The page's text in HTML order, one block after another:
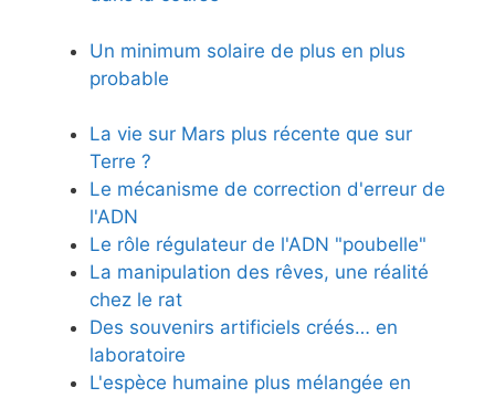
Un minimum solaire de plus en plus
probable
La vie sur Mars plus récente que sur
Terre ?
Le mécanisme de correction d'erreur de
l'ADN
Le rôle régulateur de l'ADN "poubelle"
La manipulation des rêves, une réalité
chez le rat
Des souvenirs artificiels créés… en
laboratoire
L'espèce humaine plus mélangée en